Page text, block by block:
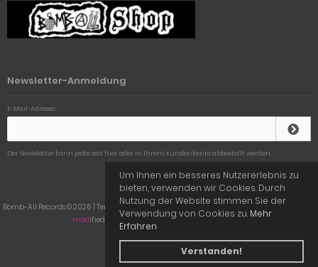
Newsletter-Anmeldung
E-Mail-Adresse:
Der Newsletter kann jederzeit hier oder in Ihrem Kundenkonto abbestellt werden.
Bomb-All Records © 2026 | Template © 2009-2026 bymodified eCommerce Shopsoftware
modified eCommerce Shopsoftware © 2009-2026
Um Ihnen ein besseres Nutzererlebnis zu
bieten, verwenden wir Cookies. Durch
Nutzung der Website stimmen Sie der
Verwendung von Cookies zu. Mehr
Erfahren
Verstanden!